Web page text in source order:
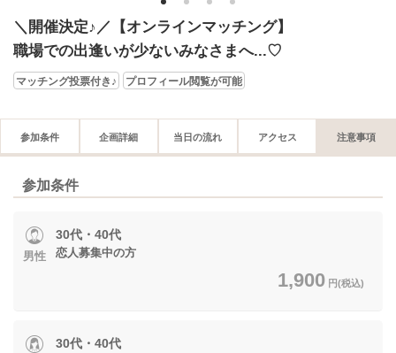
1 2 3 4
＼開催決定♪／【オンラインマッチング】
職場での出逢いが少ないみなさまへ...♡
マッチング投票付き♪ プロフィール閲覧が可能
参加条件 企画詳細 当日の流れ アクセス 注意事項
参加条件
男性
30代・40代
恋人募集中の方
1,900 円(税込)
30代・40代